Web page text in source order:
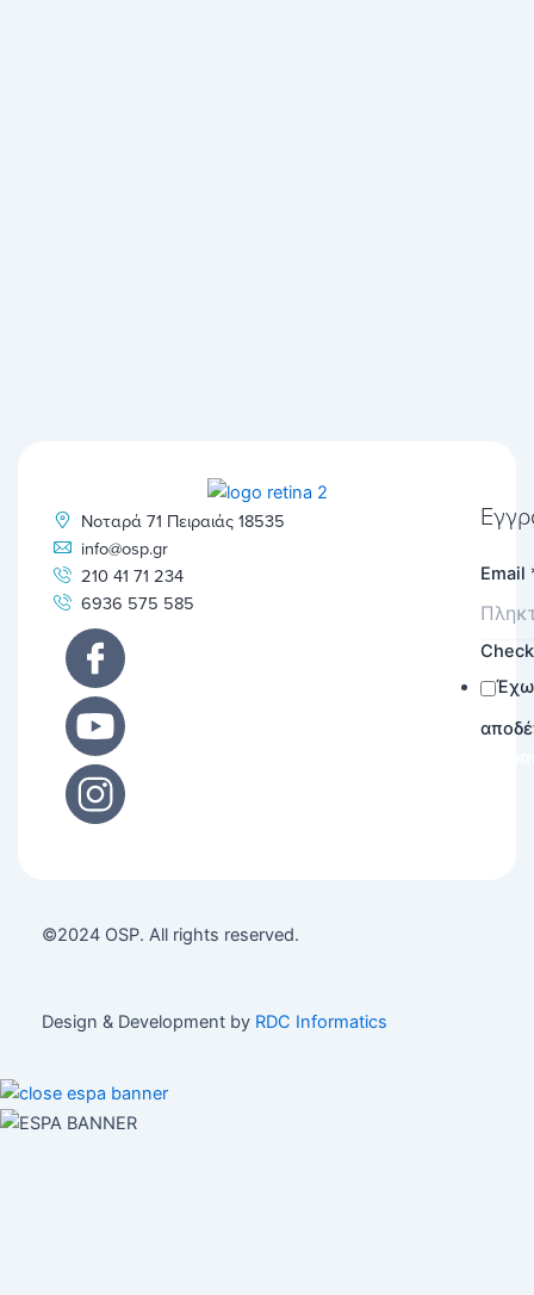
Νοταρά 71 Πειραιάς 18535
info@osp.gr
210 41 71 234
6936 575 585
Email
Έχω
©2024 OSP. All rights reserved.
Design & Development by RDC Informatics